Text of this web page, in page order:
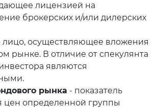
лицензией на
брокерских и/или дилерских
лицо, осуществляющее вложения
рынке. В отличие от спекулянта
являются
рынка - показатель
цен определенной группы